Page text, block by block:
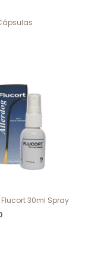
30ml Spray